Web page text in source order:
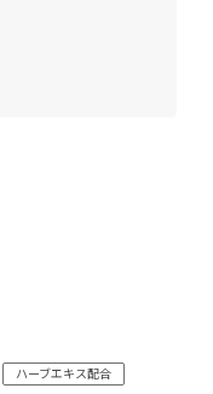
ハーブエキス配合